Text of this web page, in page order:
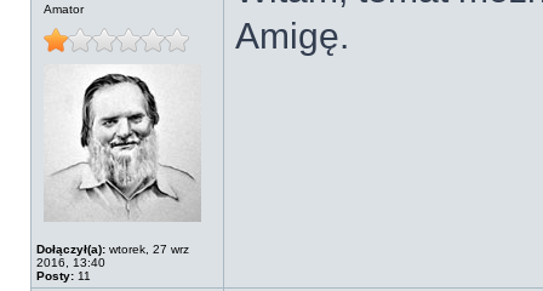
Amator
Dołączył(a): wtorek, 27 wrz
2016, 13:40
Posty: 11
Amigę.